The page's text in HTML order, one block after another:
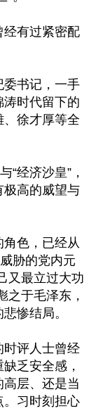
经有过紧密配
委书记，一手
时代留下的
徐才厚等全
“经济沙皇”，
极高的威望与
色，已经从
胁的党内元
又最立过大功
之于毛泽东，
惨结局。
时评人士曾经
乏安全感，
层、还是当
。习时刻担心